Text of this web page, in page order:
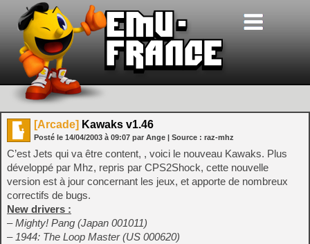
[Arcade] Kawaks v1.46
Posté le 14/04/2003 à 09:07 par Ange | Source : raz-mhz
C’est Jets qui va être content, , voici le nouveau Kawaks. Plus
développé par Mhz, repris par CPS2Shock, cette nouvelle
version est à jour concernant les jeux, et apporte de nombreux
correctifs de bugs.
New drivers :
– Mighty! Pang (Japan 001011)
– 1944: The Loop Master (US 000620)